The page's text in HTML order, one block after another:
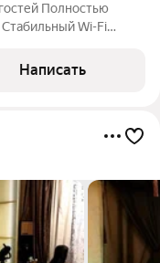
Написать